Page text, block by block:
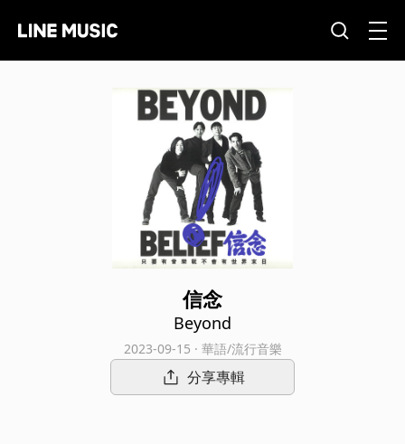
信念
Beyond
2023-09-15 · 華語/流行音樂
分享專輯